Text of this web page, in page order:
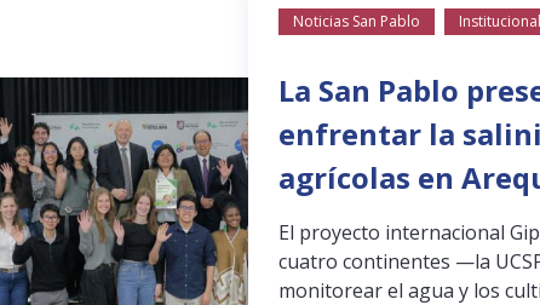
Noticias San Pablo Institucional
La San Pablo
enfrentar la
agrícolas en
El proyecto internacional
cuatro continentes —la
monitorear el agua y los